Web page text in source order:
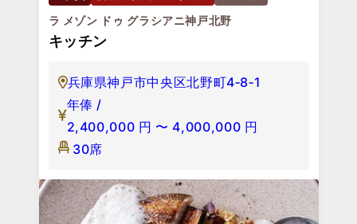
ラ メゾン ドゥ グラシアニ神戸北野
キッチン
兵庫県神戸市中央区北野町4‐8‐1
年俸 /
2,400,000 円 〜 4,000,000 円
30席